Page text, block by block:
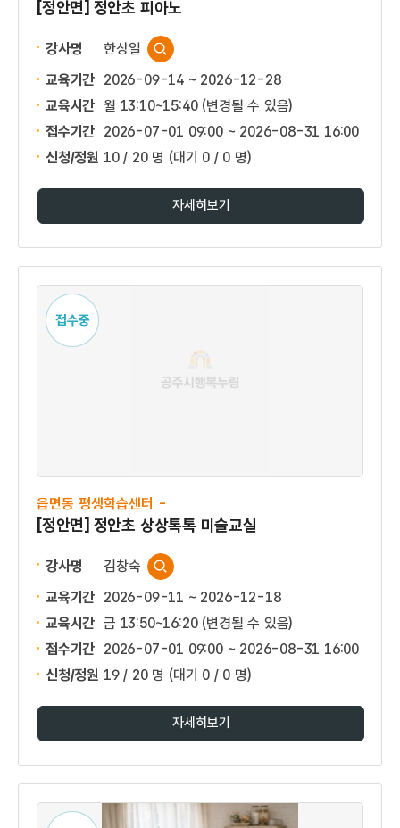
[정안면] 정안초 피아노
강사명
한상일
교육기간 2026-09-14 ~ 2026-12-28
교육시간 월 13:10~15:40 (변경될 수 있음)
접수기간 2026-07-01 09:00 ~ 2026-08-31 16:00
신청/정원 10 / 20 명 (대기 0 / 0 명)
자세히보기
접수중
읍면동 평생학습센터 -
[정안면] 정안초 상상톡톡 미술교실
강사명
김창숙
교육기간 2026-09-11 ~ 2026-12-18
교육시간 금 13:50~16:20 (변경될 수 있음)
접수기간 2026-07-01 09:00 ~ 2026-08-31 16:00
신청/정원 19 / 20 명 (대기 0 / 0 명)
자세히보기